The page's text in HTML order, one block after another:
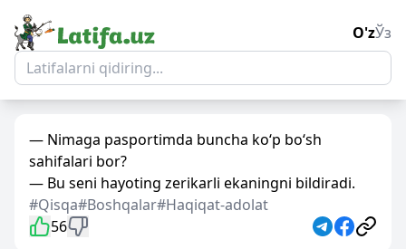
O'zЎз
— Nimaga pasportimda buncha ko‘p bo‘sh
sahifalari bor?
— Bu seni hayoting zerikarli ekaningni bildiradi.
#Qisqa#Boshqalar#Haqiqat-adolat
56